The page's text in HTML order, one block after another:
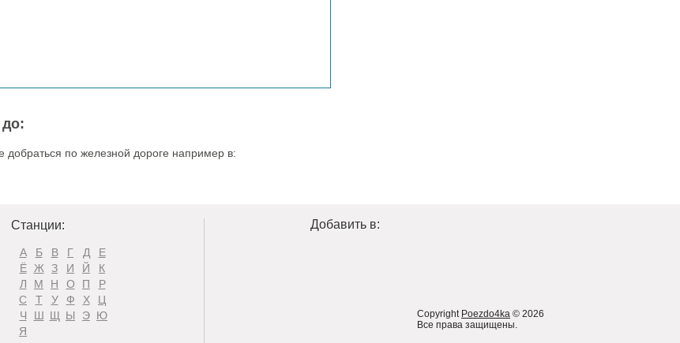
добраться по железной дороге например в:
Станции:
А Б В Г Д
Е
Ё
Ж З И Й
К
Л
М Н О П
Р
С
Т У Ф Х
Ц
Ч
Ш Щ Ы Э Ю
Я
Добавить в:
Copyright Poezdo4ka © 2026
Все права защищены.